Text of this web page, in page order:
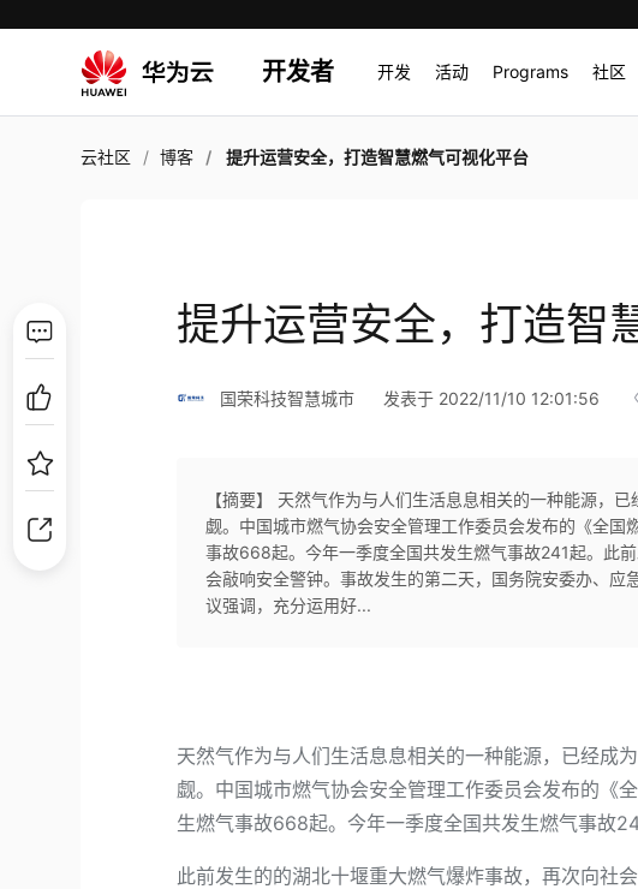
开发者 开发 活动 Programs 社区
云社区 博客 提升运营安全，打造智慧燃气可视化平台
提升运营安全，打造智
国荣科技智慧城市 发表于 2022/11/10 12:01:56
【摘要】 天然气作为与人们生活息息相关的一种能源，
觑。中国城市燃气协会安全管理工作委员会发布的《全
事故668起。今年一季度全国共发生燃气事故241起。此
会敲响安全警钟。事故发生的第二天，国务院安委办、
议强调，充分运用好...
天然气作为与人们生活息息相关的一种能源，已经成
觑。中国城市燃气协会安全管理工作委员会发布的《
生燃气事故668起。今年一季度全国共发生燃气事故
此前发生的的湖北十堰重大燃气爆炸事故，再次向社